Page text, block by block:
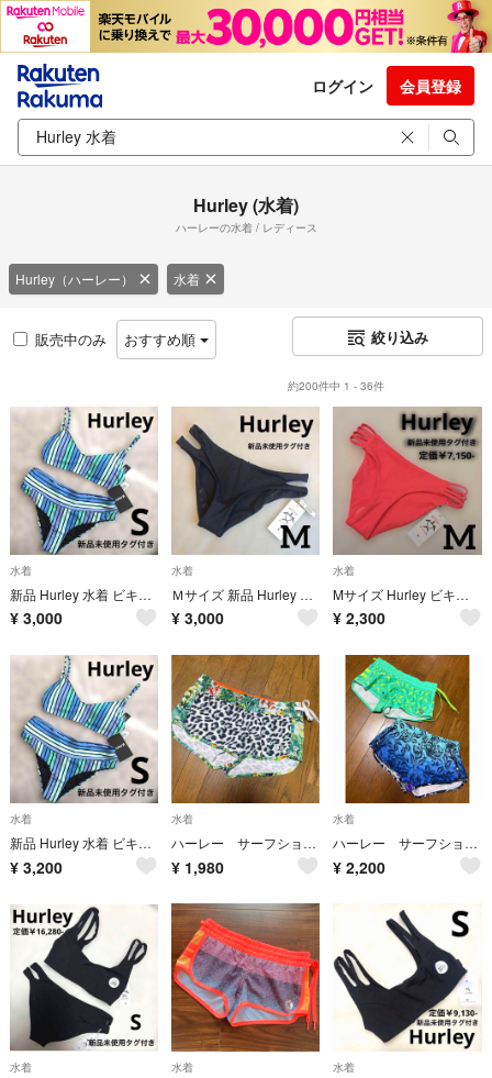
ログイン 会員登録
Hurley (水着)
ハーレーの水着 / レディース
Hurley（ハーレー） 水着
販売中のみ おすすめ順 絞り込み
約200件中 1 - 36件
水着
新品 Hurley 水着 ビキニ上下セット ストライプ ブルー×ブラック
¥ 3,000
水着
Ｍサイズ 新品 Hurley レディース ビキニ ボトムス ショーツ 黒
¥ 3,000
水着
Mサイズ Hurley ビキニ ボトムス ショーツ ピンク 新品未使用タグ付き
¥ 2,300
水着
新品 Hurley 水着 ビキニ上下セット ストライプ ブルー×ブラック
¥ 3,200
水着
ハーレー サーフショーツ レディース
¥ 1,980
水着
ハーレー サーフショーツ
¥ 2,200
水着 水着 水着